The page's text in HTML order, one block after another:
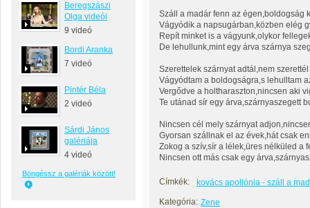
Beregszászi
Olga videói
9 videó
Bordi Aranka
7 videó
Pintér Béla
2 videó
Sárdi János
galériája
4 videó
Böngéssz a galériák között!
Száll a madár fenn az égen,boldogság
Vágyódik a napsugárban,közben elég
Repít minket is a vágyunk,olykor
De lehullunk,mint egy árva szárnya
Szerettelek szárnyat adtál,nem
Vágyódtam a boldogságra,s lehulltam
Vergődve a holtharaszton,nincsen aki
Te utánad sír egy árva,szárnyaszegett
Nincsen cél mely szárnyat
Gyorsan szállnak el az évek,hát csak
Zokog a szív,sír a lélek,üres nélküled a
Nincsen ott más csak egy
Címkék:
kovács apollónia - száll a
Kategória: Zene